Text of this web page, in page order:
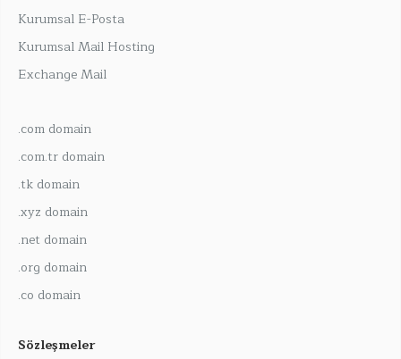
Kurumsal E-Posta
Kurumsal Mail Hosting
Exchange Mail
.com domain
.com.tr domain
.tk domain
.xyz domain
.net domain
.org domain
.co domain
Sözleşmeler